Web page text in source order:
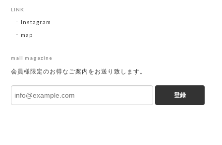
LINK
Instagram
map
mail magazine
会員様限定のお得なご案内をお送り致します。
登録